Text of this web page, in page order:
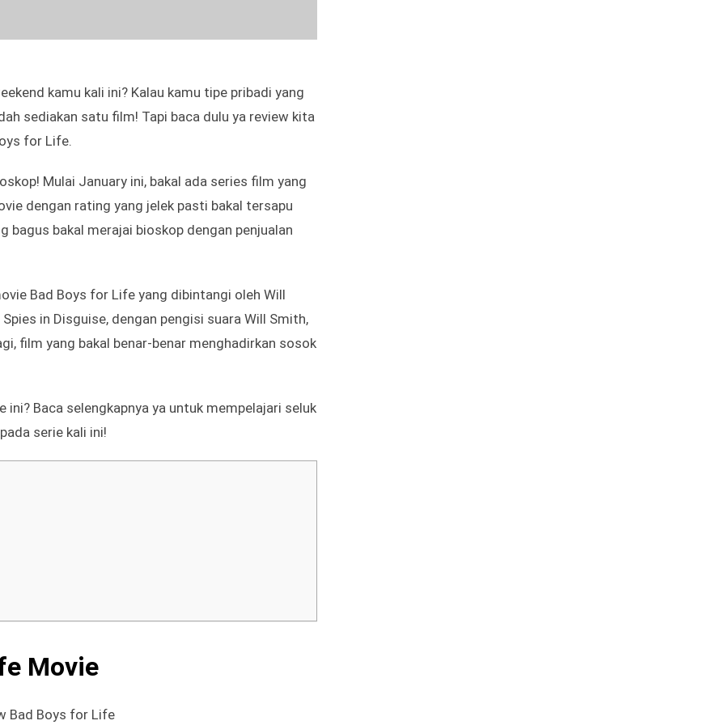
kamu kali ini? Kalau kamu tipe pribadi yang
sediakan satu film! Tapi baca dulu ya review kita
for Life.
Mulai January ini, bakal ada series film yang
dengan rating yang jelek pasti bakal tersapu
bagus bakal merajai bioskop dengan penjualan
Bad Boys for Life yang dibintangi oleh Will
in Disguise, dengan pengisi suara Will Smith,
film yang bakal benar-benar menghadirkan sosok
Baca selengkapnya ya untuk mempelajari seluk
serie kali ini!
Movie